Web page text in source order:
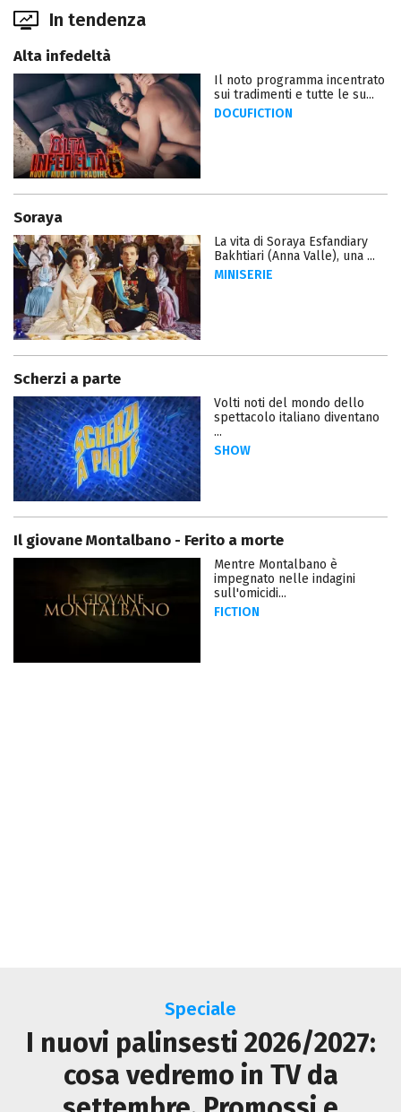
In tendenza
Alta infedeltà
Il noto programma incentrato
sui tradimenti e tutte le su...
DOCUFICTION
Soraya
La vita di Soraya Esfandiary
Bakhtiari (Anna Valle), una ...
MINISERIE
Scherzi a parte
Volti noti del mondo dello
spettacolo italiano diventano
...
SHOW
Il giovane Montalbano - Ferito a morte
Mentre Montalbano è
impegnato nelle indagini
sull'omicidi...
FICTION
Speciale
I nuovi palinsesti 2026/2027:
cosa vedremo in TV da